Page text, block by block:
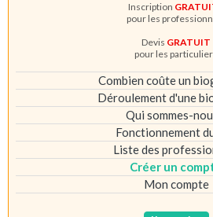
Inscription
pour les
Devis GRATUIT
pour les
Combien coûte un
Déroulement d'une
Qui sommes-
Fonctionnement
Liste des
Créer un
Mon compte